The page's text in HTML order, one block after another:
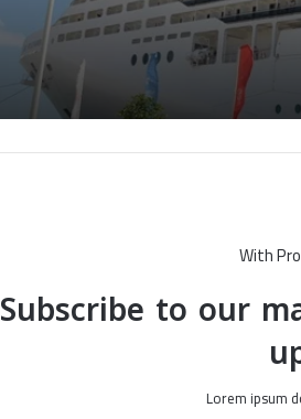
With
Subscribe to our
Lorem ipsum